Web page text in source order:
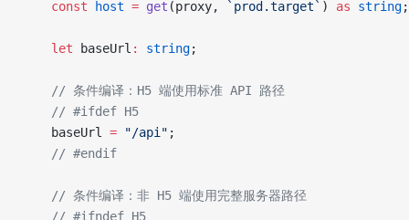
	const
host = get (proxy, `prod.target` ) as string;
	let
baseUrl : string;
	// 条件编译：H5 端使用标准 API 路径
	// #ifdef H5
	baseUrl
= "/api" ;
	// #endif
	// 条件编译：非 H5 端使用完整服务器路径
	// #ifndef H5